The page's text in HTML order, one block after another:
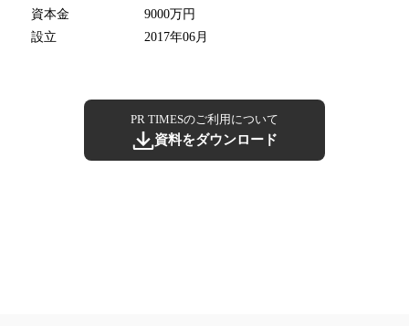
資本金
9000万円
設立
2017年06月
PR TIMESのご利用について
資料をダウンロード